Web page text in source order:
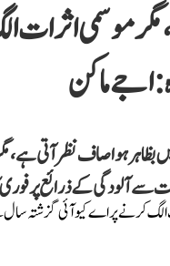
مگر موسمی
آلودگی کے ذرائع پر فوری